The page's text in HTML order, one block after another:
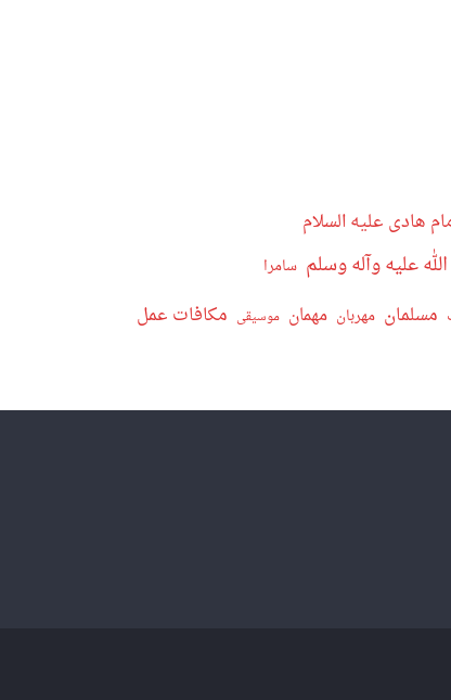
هادی علیه السلام
علیه وآله وسلم سامرا
مسلمان مهربان مهمان موسیقی مکافات عمل